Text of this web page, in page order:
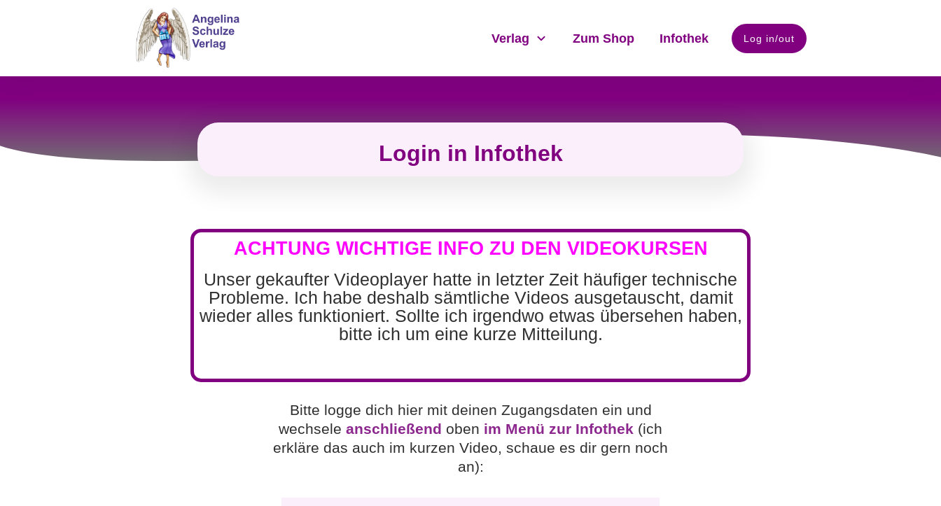
Verlag Zum Shop Infothek Log in/out
Login in Infothek
ACHTUNG WICHTIGE INFO ZU DEN VIDEOKURSEN
Unser gekaufter Videoplayer hatte in letzter Zeit häufiger technische
Probleme. Ich habe deshalb sämtliche Videos ausgetauscht, damit
wieder alles funktioniert. Sollte ich irgendwo etwas übersehen haben,
bitte ich um eine kurze Mitteilung.
Bitte logge dich hier mit deinen Zugangsdaten ein und
wechsele anschließend oben im Menü zur Infothek (ich
erkläre das auch im kurzen Video, schaue es dir gern noch
an):